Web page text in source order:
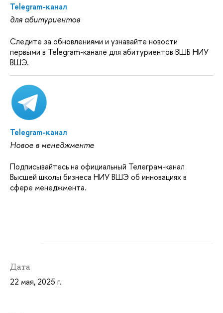
Telegram-канал
для абитуриентов
Следите за обновлениями и узнавайте новости
первыми в Telegram-канале для абитуриентов ВШБ НИУ
ВШЭ.
Telegram-канал
Новое в менеджменте
Подписывайтесь на официальный Телеграм-канал
Высшей школы бизнеса НИУ ВШЭ об инновациях в
сфере менеджмента.
Дата
22 мая, 2025 г.